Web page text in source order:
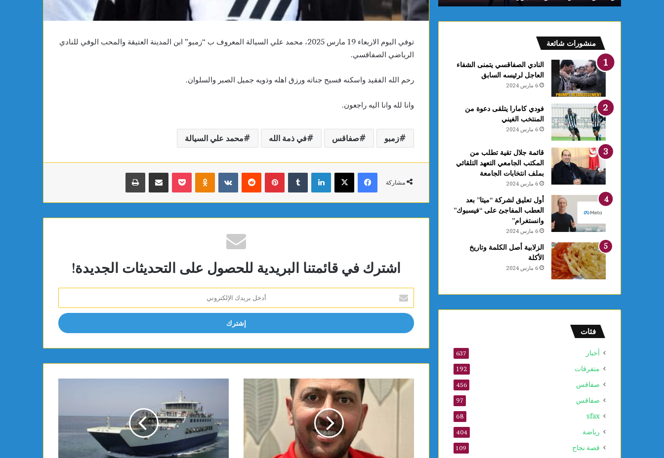
توفي اليوم الاربعاء 19 مارس 2025، محمد علي السيالة المعروف ب “زمبو” ابن المدينة العتيقة والمحب الوفي للنادي
الرياضي الصفاقسي.
رحم الله الفقيد واسكنه فسيح جناته ورزق اهله وذويه جميل الصبر والسلوان.
وانا لله وانا اليه راجعون.
زمبو صفاقس في ذمة الله محمد علي السيالة
مشاركة
فيسبوكX لينكدإن بينتيريست Odnoklassniki
بوكيت مشاركة عبر البريد طباعة
اشترك في قائمتنا البريدية للحصول على التحديثات الجديدة!
بريدك
الإلكتروني
أوت
منشورات شائعة
النادي الصفاقسي يتمنى الشفاء
العاجل لرئيسه السابق
6 مارس 2024
فودي كامارا يتلقى دعوة من
المنتخب الغيني
6 مارس 2024
قائمة جلال تقية تطلب من
المكتب الجامعي التعهد التلقائي
بملف انتخابات الجامعة
6 مارس 2024
أول تعليق لشركة “ميتا” بعد
العطب المفاجئ على “فيسبوك”
وانستغرام”
6 مارس 2024
الزلابية أصل الكلمة وتاريخ
الأكلة
6 مارس 2024
فئات
أخبار 637
متفرقات 192
صفاقس 456
صفاقس 97
sfax
68
رياضة 404
قصة نجاح 109